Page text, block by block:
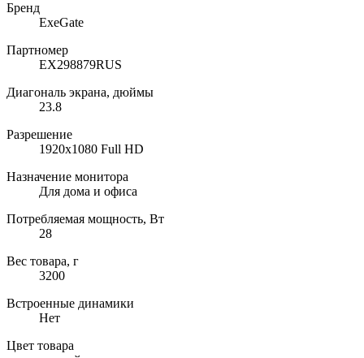
Бренд
ExeGate
Партномер
EX298879RUS
Диагональ экрана, дюймы
23.8
Разрешение
1920x1080 Full HD
Назначение монитора
Для дома и офиса
Потребляемая мощность, Вт
28
Вес товара, г
3200
Встроенные динамики
Нет
Цвет товара